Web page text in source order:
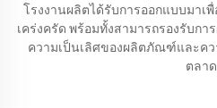
โรงงานผลิตได้รับการออกแบบมาเ
เคร่งครัด พร้อมทั้งสามารถรองรับก
ความเป็นเลิศของผลิตภัณฑ์และค
ตลาด